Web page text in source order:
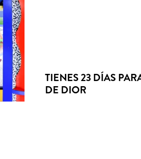
TIENES 23 DÍAS
DE DIOR